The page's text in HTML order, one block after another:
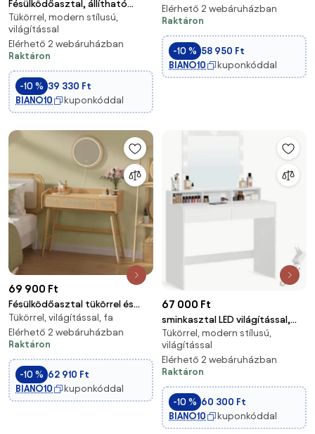
Fésülködőasztal, állítható
fényerősségű LED lámpákkal,
fekete
Tükörrel, modern stílusú,
világítással
Elérhető 2 webáruházban
Raktáron
-10 % 39 330 Ft
BIANO10
kuponkóddal
tükörrel, tölgy barna/fekete
Elérhető 2 webáruházban
Raktáron
-10 % 58 950 Ft
BIANO10
kuponkóddal
69 900 Ft
Fésülködőasztal tükörrel és
világítással bézs színben
Tükörrel, világítással, fa
Elérhető 2 webáruházban
Raktáron
-10 % 62 910 Ft
BIANO10
kuponkóddal
67 000 Ft
sminkasztal LED világítással,
állítható fényerővel, fehér
Tükörrel, modern stílusú,
világítással
Elérhető 2 webáruházban
Raktáron
-10 % 60 300 Ft
BIANO10
kuponkóddal